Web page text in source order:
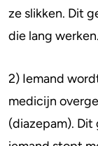
ze slikken. Dit
die lang
2) Iemand
medicijn
(diazepam). Dit